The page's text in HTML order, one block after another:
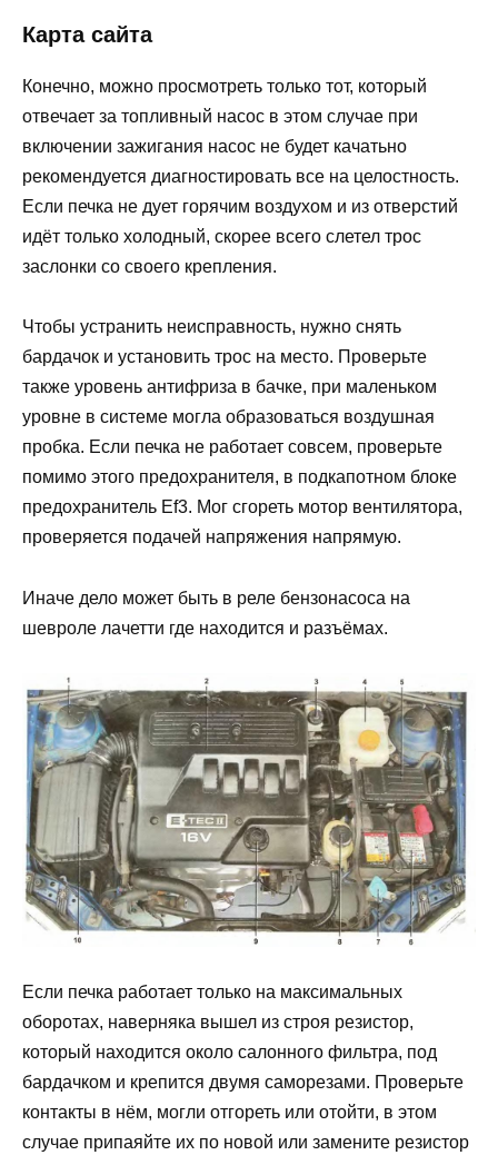
Карта сайта
Конечно, можно просмотреть только тот, который
отвечает за топливный насос в этом случае при
включении зажигания насос не будет качатьно
рекомендуется диагностировать все на целостность.
Если печка не дует горячим воздухом и из отверстий
идёт только холодный, скорее всего слетел трос
заслонки со своего крепления.
Чтобы устранить неисправность, нужно снять
бардачок и установить трос на место. Проверьте
также уровень антифриза в бачке, при маленьком
уровне в системе могла образоваться воздушная
пробка. Если печка не работает совсем, проверьте
помимо этого предохранителя, в подкапотном блоке
предохранитель Ef3. Мог сгореть мотор вентилятора,
проверяется подачей напряжения напрямую.
Иначе дело может быть в реле бензонасоса на
шевроле лачетти где находится и разъёмах.
Если печка работает только на максимальных
оборотах, наверняка вышел из строя резистор,
который находится около салонного фильтра, под
бардачком и крепится двумя саморезами. Проверьте
контакты в нём, могли отгореть или отойти, в этом
случае припаяйте их по новой или замените резистор